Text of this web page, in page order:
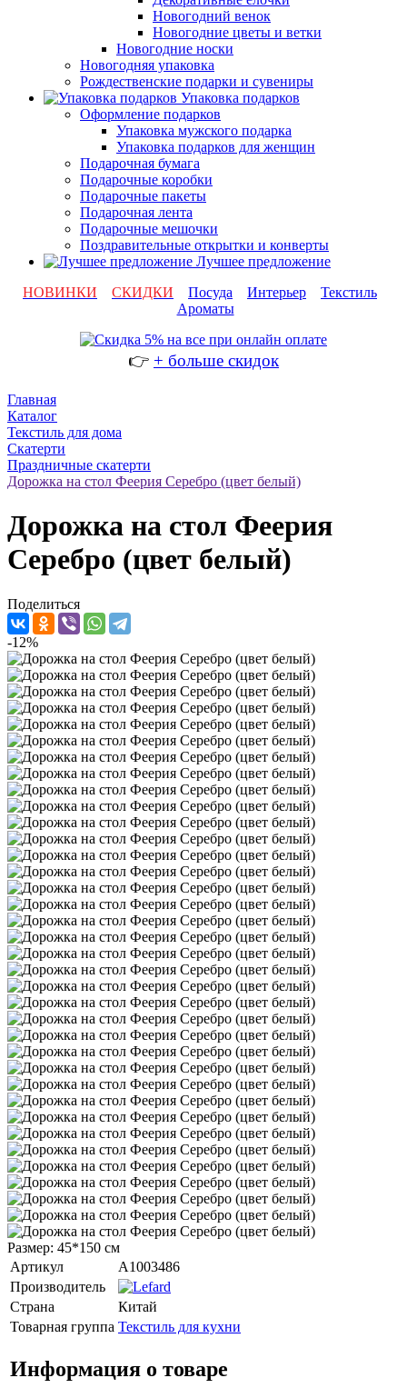
Новогодний венок
Новогодние цветы и ветки
Новогодние носки
Новогодняя упаковка
Рождественские подарки и сувениры
Упаковка подарков
Оформление подарков
Упаковка мужского подарка
Упаковка подарков для женщин
Подарочная бумага
Подарочные коробки
Подарочные пакеты
Подарочная лента
Подарочные мешочки
Поздравительные открытки и конверты
Лучшее предложение
НОВИНКИ
СКИДКИ Посуда Интерьер
Текстиль
Ароматы
👉 + больше скидок
Главная
Каталог
Текстиль для дома
Скатерти
Праздничные скатерти
Дорожка на стол Феерия Серебро (цвет белый)
Дорожка на стол Феерия
Серебро (цвет белый)
Поделиться
-12%
Размер: 45*150 см
Артикул
A1003486
Производитель
Страна
Китай
Товарная группа Текстиль для кухни
Информация о товаре